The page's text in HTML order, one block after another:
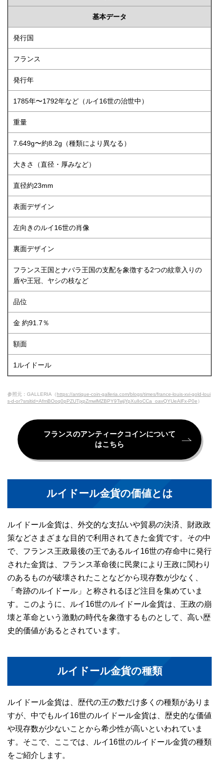
基本データ
発行国
フランス
発行年
1785年〜1792年など（ルイ16世の治世中）
重量
7.649g〜約8.2g（種類により異なる）
大きさ（直径・厚みなど）
直径約23mm
表面デザイン
左向きのルイ16世の肖像
裏面デザイン
フランス王国とナバラ王国の支配を象徴する2つの紋章入りの
盾や王冠、ヤシの枝など
品位
金 約91.7％
額面
1ルイドール
参照元：GALLERIA（https://antique-coin-galleria.com/blogs/times/france-louis-xvi-gold-loui
s-d-or?srsltid=AfmBOoq0pPZUTjxpZmwlMZBPY9TwjjYpXulIoCCa_oavQYUeAlFx-P0e ）
フランスのアンティークコインについて
はこちら
ルイドール金貨の価値とは
ルイドール金貨は、外交的な支払いや貿易の決済、財政政
策などさまざまな目的で利用されてきた金貨です。その中
で、フランス王政最後の王であるルイ16世の存命中に発行
された金貨は、フランス革命後に民衆により王政に関わり
のあるものが破壊されたことなどから現存数が少なく、
「奇跡のルイドール」と称されるほど注目を集めていま
す。このように、ルイ16世のルイドール金貨は、王政の崩
壊と革命という激動の時代を象徴するものとして、高い歴
史的価値があるとされています。
ルイドール金貨の種類
ルイドール金貨は、歴代の王の数だけ多くの種類がありま
すが、中でもルイ16世のルイドール金貨は、歴史的な価値
や現存数が少ないことから希少性が高いといわれていま
す。そこで、ここでは、ルイ16世のルイドール金貨の種類
をご紹介します。